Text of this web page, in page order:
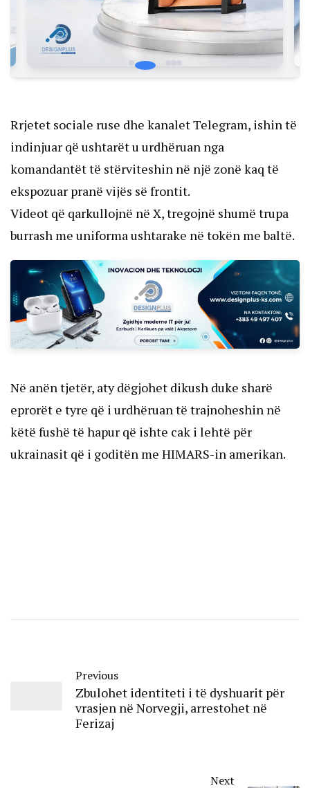
Rrjetet sociale ruse dhe kanalet Telegram, ishin të
indinjuar që ushtarët u urdhëruan nga
komandantët të stërviteshin në një zonë kaq të
ekspozuar pranë vijës së frontit.
Videot që qarkullojnë në X, tregojnë shumë trupa
burrash me uniforma ushtarake në tokën me baltë.
Në anën tjetër, aty dëgjohet dikush duke sharë
eprorët e tyre që i urdhëruan të trajnoheshin në
këtë fushë të hapur që ishte cak i lehtë për
ukrainasit që i goditën me HIMARS-in amerikan.
Previous
Zbulohet identiteti i të dyshuarit për
vrasjen në Norvegji, arrestohet në
Ferizaj
Next